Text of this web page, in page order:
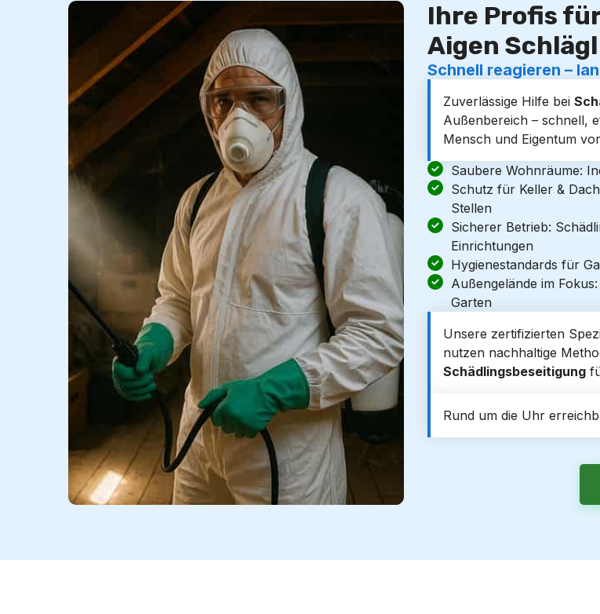
Ihre Profis
Aigen Schlägl
Schnell reagieren –
Zuverlässige Hilfe bei
Außenbereich – schnell,
Mensch und Eigentum
Saubere Wohnräume:
Schutz für Keller &
Stellen
Sicherer Betrieb:
Einrichtungen
Hygienestandards für
Außengelände im
Garten
Unsere zertifizierten
nutzen nachhaltige
Schädlingsbeseitigung
Rund um die Uhr